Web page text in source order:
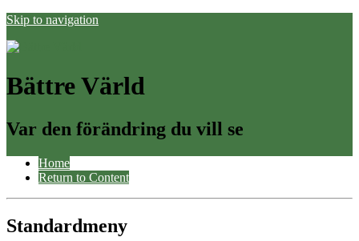
Skip to navigation
Bättre Värld
Var den förändring du vill se
Home
Return to Content
Standardmeny